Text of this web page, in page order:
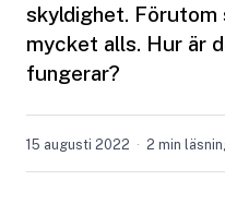
skyldighet.
mycket alls. Hur är
fungerar?
15 augusti 2022 2 min